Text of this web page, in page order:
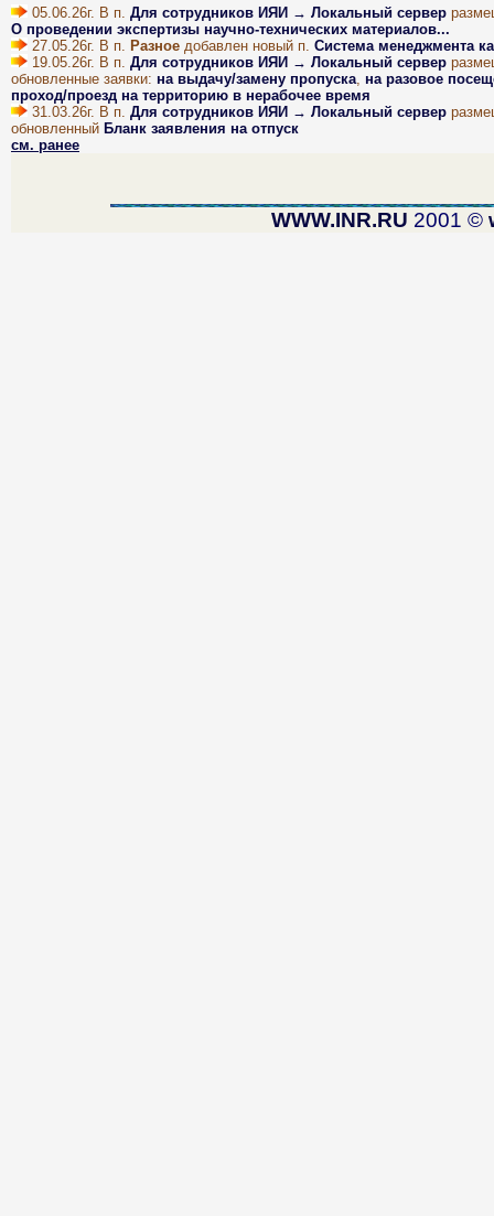
05.06.26г. В п. Для сотрудников ИЯИ → Локальный сервер
О проведении экспертизы научно-технических материалов...
27.05.26г. В п. Разное добавлен новый п. Система менеджмента
19.05.26г. В п. Для сотрудников ИЯИ → Локальный сервер
обновленные заявки: на выдачу/замену пропуска, на разовое
проход/проезд на территорию в нерабочее время
31.03.26г. В п. Для сотрудников ИЯИ → Локальный сервер
обновленный Бланк заявления на отпуск
см. ранее
WWW.INR.RU 2001 ©